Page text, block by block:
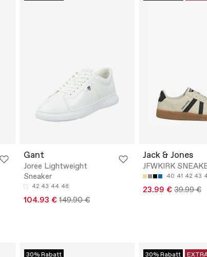
Gant
Joree Lightweight
Sneaker
42 43 44 46
104.93 € 149.90 €
Jack & Jones
JFWKIRK
40 41 42 43
23.99 € 39.99 €
30% Rabatt 30% Rabatt